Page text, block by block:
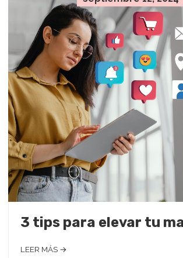
3 tips para elevar tu
LEER MÁS →